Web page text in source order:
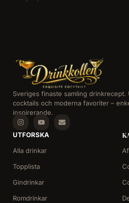
Sveriges finaste samling drinkrecept.
cocktails och moderna favoriter –
inspirerande.
UTFORSKA
Alla drinkar
Topplista
Gindrinkar
Romdrinkar